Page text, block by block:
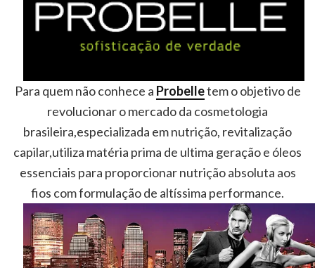
Para quem não conhece a Probelletem o objetivo de
revolucionar o mercado da cosmetologia
brasileira,especializada em nutrição, revitalização
capilar,utiliza matéria prima de ultima geração e óleos
essenciais para proporcionar nutrição absoluta aos
fios com formulação de altíssima performance.